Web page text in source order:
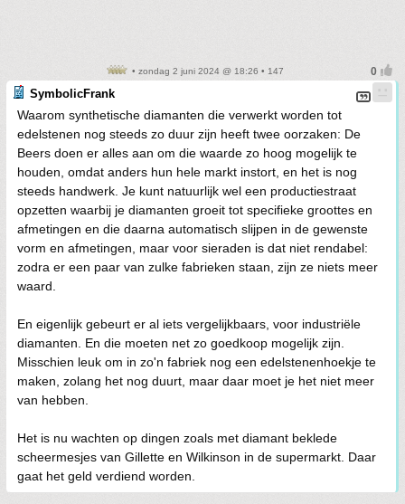
• zondag 2 juni 2024 @ 18:26 • 147
SymbolicFrank
Waarom synthetische diamanten die verwerkt worden tot
edelstenen nog steeds zo duur zijn heeft twee oorzaken: De
Beers doen er alles aan om die waarde zo hoog mogelijk te
houden, omdat anders hun hele markt instort, en het is nog
steeds handwerk. Je kunt natuurlijk wel een productiestraat
opzetten waarbij je diamanten groeit tot specifieke groottes en
afmetingen en die daarna automatisch slijpen in de gewenste
vorm en afmetingen, maar voor sieraden is dat niet rendabel:
zodra er een paar van zulke fabrieken staan, zijn ze niets meer
waard.
En eigenlijk gebeurt er al iets vergelijkbaars, voor industriële
diamanten. En die moeten net zo goedkoop mogelijk zijn.
Misschien leuk om in zo'n fabriek nog een edelstenenhoekje te
maken, zolang het nog duurt, maar daar moet je het niet meer
van hebben.
Het is nu wachten op dingen zoals met diamant beklede
scheermesjes van Gillette en Wilkinson in de supermarkt. Daar
gaat het geld verdiend worden.